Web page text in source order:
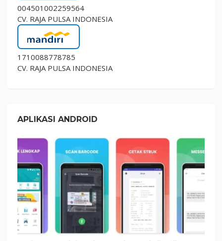
004501002259564
CV. RAJA PULSA INDONESIA
1710088778785
CV. RAJA PULSA INDONESIA
APLIKASI ANDROID